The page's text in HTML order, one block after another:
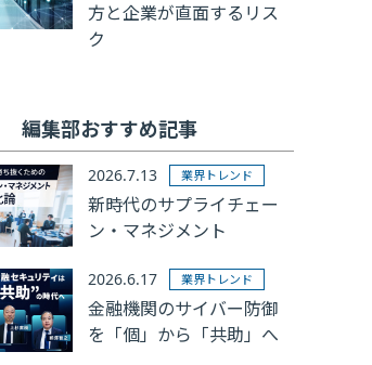
編集部おすすめ記事
2026.7.13 業界トレンド
新時代のサプライチェー
ン・マネジメント
2026.6.17 業界トレンド
金融機関のサイバー防御
を「個」から「共助」へ
方と企業が直面するリス
ク